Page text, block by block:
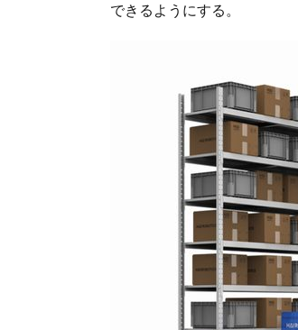
できるようにする。